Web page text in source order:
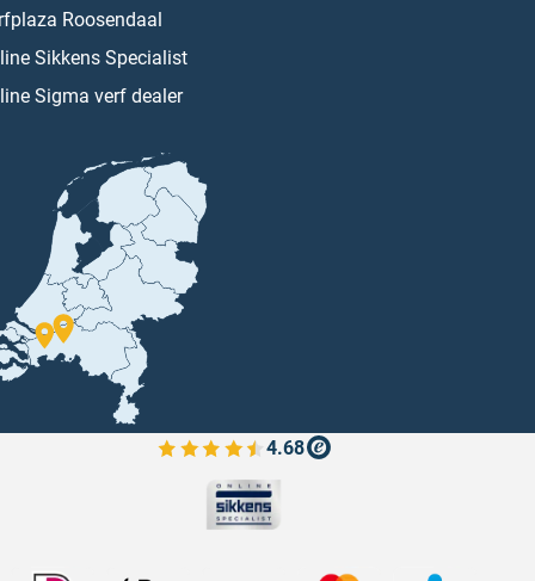
Roosendaal
Sikkens Specialist
Sigma verf dealer
4.68
Bekijk de verfplaza beoordelingen